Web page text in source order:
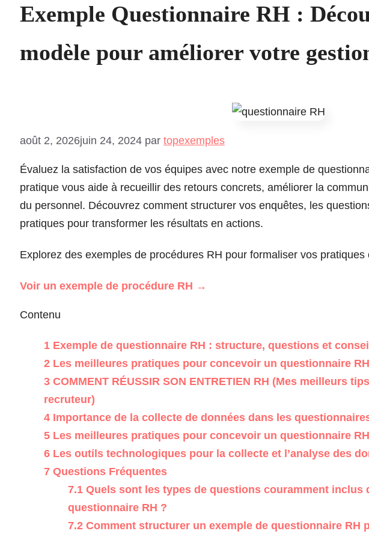
Exemple Questionnaire RH :
modèle pour améliorer votre
août 2, 2026juin 24, 2024 par topexemples
Évaluez la satisfaction de vos équipes avec notre exemple de
pratique vous aide à recueillir des retours concrets, améliorer la
du personnel. Découvrez comment structurer vos enquêtes, les
pratiques pour transformer les résultats en actions.
Explorez des exemples de procédures RH pour formaliser vos
Voir un exemple de procédure RH →
Contenu
1 Exemple de questionnaire RH : structure, questions et
2 Les meilleures pratiques pour concevoir un questionnaire
3 COMMENT RÉUSSIR SON ENTRETIEN RH (Mes meilleurs
recruteur)
4 Importance de la collecte de données dans les
5 Les meilleures pratiques pour concevoir un questionnaire
6 Les outils technologiques pour la collecte et l’analyse des
7 Questions Fréquentes
7.1 Quels sont les types de questions couramment inclus
questionnaire RH ?
7.2 Comment structurer un exemple de questionnaire RH